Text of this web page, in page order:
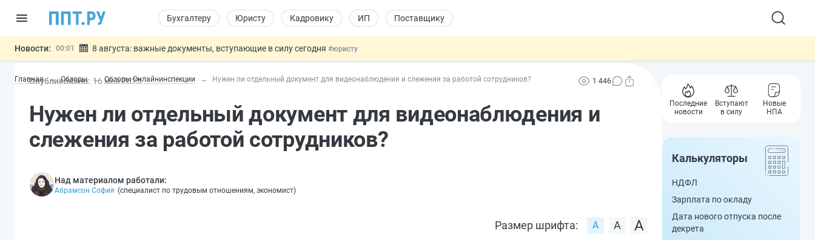
Бухгалтеру Юристу Кадровику ИП Поставщику
Новости: 00:01 8 августа: важные документы, вступающие в силу сегодня #юристу
07.08 Дистанционную работу беременных пропишут в ТК РФ #кадровику
07.08
Важно Разработают единые критерии трудовых и ГПХ-отношений #кадровику
Главная Обзоры Обзоры Онлайнинспекции Нужен ли отдельный документ для видеонаблюдения и слежения за работой сотрудников?
Опубликовано: 16 мая 2025 1 446
Нужен ли отдельный документ для видеонаблюдения и
слежения за работой сотрудников?
Над материалом работали:
Абрамсон София (специалист по трудовым отношениям, экономист)
Размер шрифта:
Последние
новости
Вступают
в силу
Новые
НПА
Калькуляторы
НДФЛ
Зарплата по окладу
Дата нового отпуска после
декрета